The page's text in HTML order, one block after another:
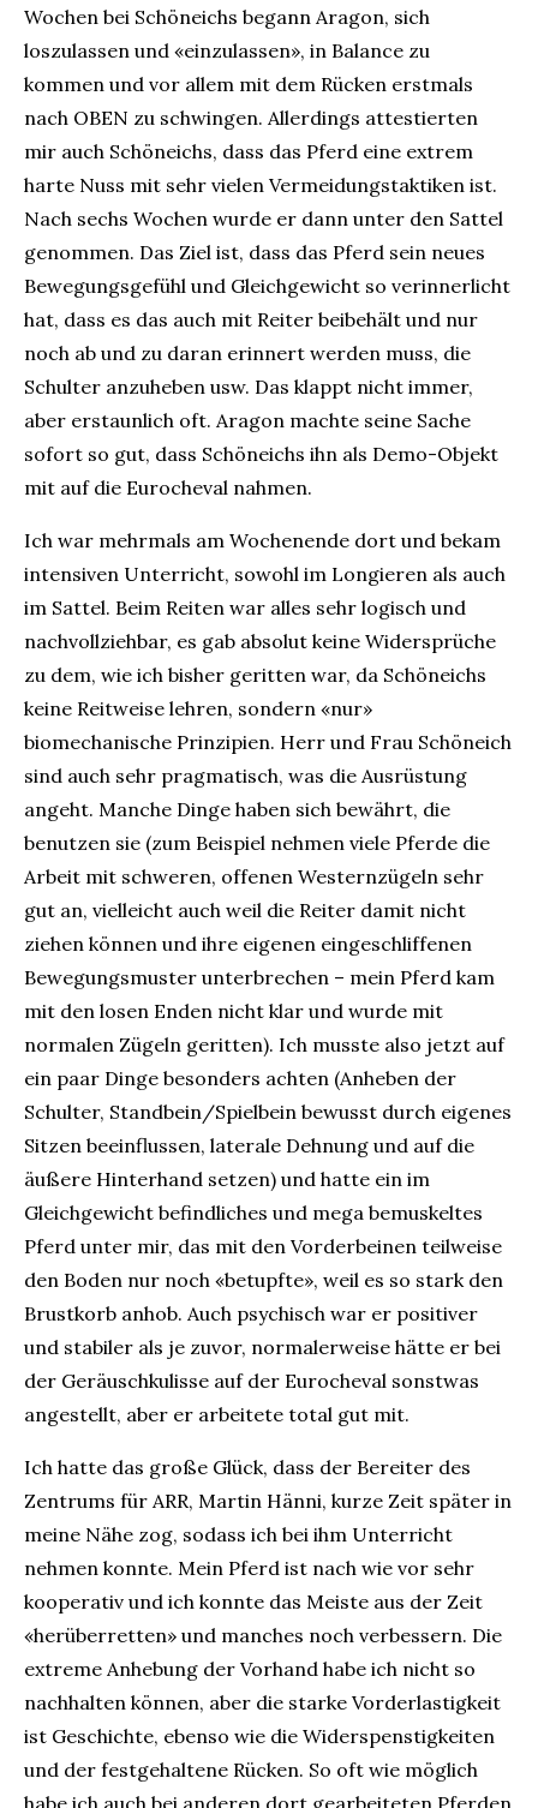
Wochen bei Schöneichs begann Aragon, sich
loszulassen und «einzulassen», in Balance zu
kommen und vor allem mit dem Rücken erstmals
nach OBEN zu schwingen. Allerdings attestierten
mir auch Schöneichs, dass das Pferd eine extrem
harte Nuss mit sehr vielen Vermeidungstaktiken ist.
Nach sechs Wochen wurde er dann unter den Sattel
genommen. Das Ziel ist, dass das Pferd sein neues
Bewegungsgefühl und Gleichgewicht so verinnerlicht
hat, dass es das auch mit Reiter beibehält und nur
noch ab und zu daran erinnert werden muss, die
Schulter anzuheben usw. Das klappt nicht immer,
aber erstaunlich oft. Aragon machte seine Sache
sofort so gut, dass Schöneichs ihn als Demo-Objekt
mit auf die Eurocheval nahmen.
Ich war mehrmals am Wochenende dort und bekam
intensiven Unterricht, sowohl im Longieren als auch
im Sattel. Beim Reiten war alles sehr logisch und
nachvollziehbar, es gab absolut keine Widersprüche
zu dem, wie ich bisher geritten war, da Schöneichs
keine Reitweise lehren, sondern «nur»
biomechanische Prinzipien. Herr und Frau Schöneich
sind auch sehr pragmatisch, was die Ausrüstung
angeht. Manche Dinge haben sich bewährt, die
benutzen sie (zum Beispiel nehmen viele Pferde die
Arbeit mit schweren, offenen Westernzügeln sehr
gut an, vielleicht auch weil die Reiter damit nicht
ziehen können und ihre eigenen eingeschliffenen
Bewegungsmuster unterbrechen – mein Pferd kam
mit den losen Enden nicht klar und wurde mit
normalen Zügeln geritten). Ich musste also jetzt auf
ein paar Dinge besonders achten (Anheben der
Schulter, Standbein/Spielbein bewusst durch eigenes
Sitzen beeinflussen, laterale Dehnung und auf die
äußere Hinterhand setzen) und hatte ein im
Gleichgewicht befindliches und mega bemuskeltes
Pferd unter mir, das mit den Vorderbeinen teilweise
den Boden nur noch «betupfte», weil es so stark den
Brustkorb anhob. Auch psychisch war er positiver
und stabiler als je zuvor, normalerweise hätte er bei
der Geräuschkulisse auf der Eurocheval sonstwas
angestellt, aber er arbeitete total gut mit.
Ich hatte das große Glück, dass der Bereiter des
Zentrums für ARR, Martin Hänni, kurze Zeit später in
meine Nähe zog, sodass ich bei ihm Unterricht
nehmen konnte. Mein Pferd ist nach wie vor sehr
kooperativ und ich konnte das Meiste aus der Zeit
«herüberretten» und manches noch verbessern. Die
extreme Anhebung der Vorhand habe ich nicht so
nachhalten können, aber die starke Vorderlastigkeit
ist Geschichte, ebenso wie die Widerspenstigkeiten
und der festgehaltene Rücken. So oft wie möglich